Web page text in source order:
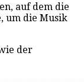
auf dem die
um die Musik
der